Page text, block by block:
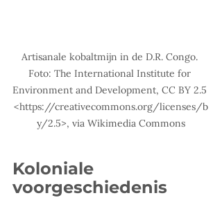
Artisanale kobaltmijn in de D.R. Congo.
Foto: The International Institute for
Environment and Development, CC BY 2.5
<https://creativecommons.org/licenses/b
y/2.5>, via Wikimedia Commons
Koloniale
voorgeschiedenis